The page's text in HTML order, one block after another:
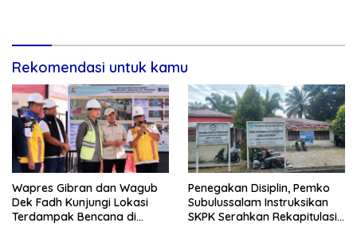
Rekomendasi untuk kamu
Wapres Gibran dan Wagub
Dek Fadh Kunjungi Lokasi
Terdampak Bencana di
Penegakan Disiplin, Pemko
Subulussalam Instruksikan
SKPK Serahkan Rekapitulasi